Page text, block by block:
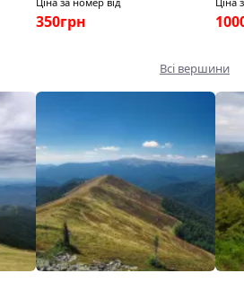
350грн
Всі вершини